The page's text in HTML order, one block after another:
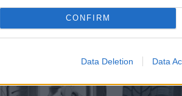
CONFIRM
Data Deletion Data